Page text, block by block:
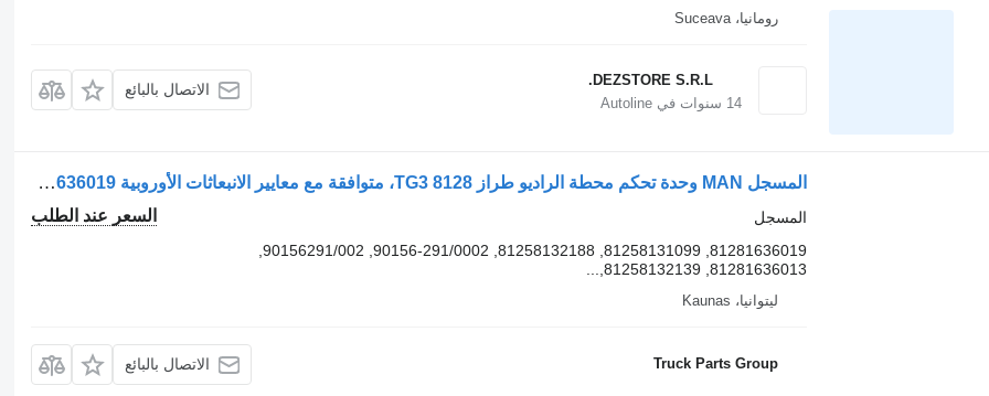
رومانيا، Suceava
DEZSTORE S.R.L.
14 سنوات في Autoline
الاتصال بالبائع
المسجل MAN وحدة تحكم محطة الراديو طراز TG3 8128، متوافقة مع معايير الانبعاثات الأوروبية TGX / TGS EURO6 81281636019 لـ السيارات القاطرة MAN TGX / TGS EURO6
السعر عند الطلب
المسجل
81281636019, 81258131099, 81258132188, 90156-291/0002, 90156291/002,
81281636013, 81258132139,...
ليتوانيا، Kaunas
Truck Parts Group الاتصال بالبائع